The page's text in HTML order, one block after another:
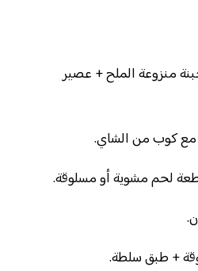
منزوعة الملح + عصير
كوب من الشاي.
لحم مشوية أو مسلوقة.